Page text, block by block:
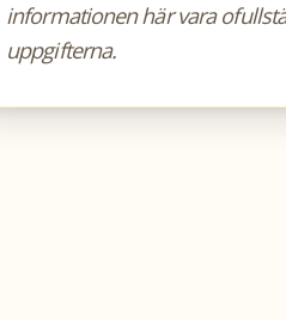
informationen här vara
uppgifterna.